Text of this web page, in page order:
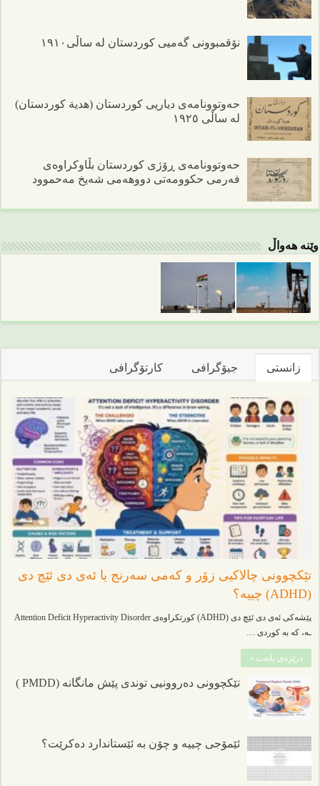
نۆقمبوونی گەمیی کوردستان لە ساڵی١٩١٠
حەوتوونامەی دیاریی کوردستان (هدیة کوردستان)
لە ساڵی ١٩٢٥
حەوتوونامەی ڕۆژی کوردستان بڵاوکراوەی
فەرمی حکوومەتی دووهەمی شەیخ مەحموود
وێنە هەواڵ
زانستی جیۆگرافی کارتۆگرافی
تێکچوونی چالاکیی زۆر و کەمی سەرنج یا ئەی دی ئێچ دی
(ADHD) چییە؟
پێشەکی ئەی دی ئێچ دی (ADHD) کورتکراوەی Attention Deficit Hyperactivity Disorder
ـە، کە بە کوردی …
درێژەی بابەت »
تێکچوونی دەروونیی توندی پێش مانگانە (PMDD )
ئێمۆجی چییە و چۆن بە ئێستاندارد دەکرێت؟